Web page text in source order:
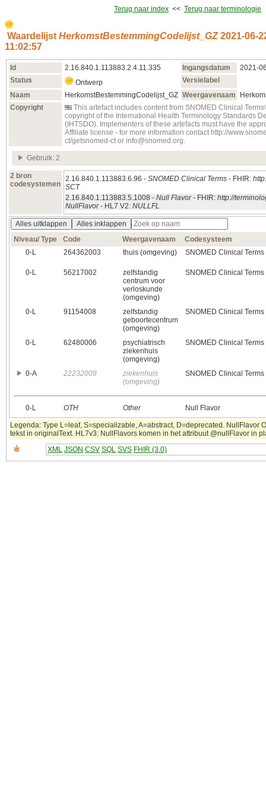
Terug naar index << Terug naar terminologie
Waardelijst HerkomstBestemmingCodelijst_GZ
11:02:57
Id 2.16.840.1.113883.2.4.11.335 Ingangsdatum
Status
Ontwerp
Versielabel
Naam
HerkomstBestemmingCodelijst_GZ Weergavenaam
Copyright
This artefact includes content from SNOMED Clinical
copyright of the International Health Terminology Standards
(IHTSDO). Implementers of these artefacts must have the
Affiliate license - for more information contact http://
ct/getsnomed-ct or info@snomed.org.
Gebruik: 2
2 bron
codesystemen
2.16.840.1.113883.6.96 - SNOMED Clinical Terms - FHIR:
SCT
2.16.840.1.113883.5.1008 - Null Flavor- FHIR: http://
NullFlavor- HL7 V2: NULLFL
Alles uitklappen
Alles inklappen
Niveau/ Type
Code Weergavenaam
Codesysteem
0‑L
264362003 thuis (omgeving) SNOMED Clinical Terms
0‑L 56217002
zelfstandig
centrum voor
verloskunde
(omgeving)
SNOMED Clinical Terms
0‑L 91154008
zelfstandig
geboortecentrum
(omgeving)
SNOMED Clinical Terms
0‑L 62480006
psychiatrisch
ziekenhuis
(omgeving)
SNOMED Clinical Terms
0‑A 22232009
ziekenhuis
(omgeving)
SNOMED Clinical Terms
0‑L OTH Other Null Flavor
Legenda: Type L=leaf, S=specializable, A=abstract, D=deprecated. NullFlavor
tekst in originalText. HL7v3: NullFlavors komen in het attribuut @nullFlavor in
XML JSON CSV SQL SVS FHIR (3.0)